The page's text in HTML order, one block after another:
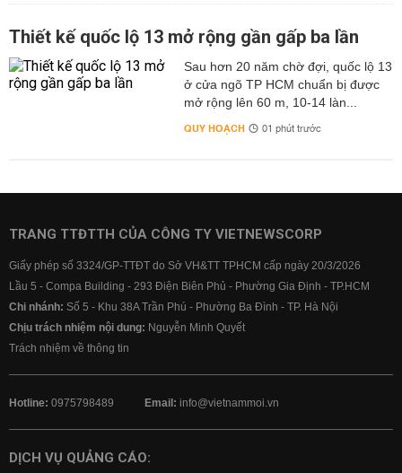
Thiết kế quốc lộ 13 mở rộng gần gấp ba lần
Sau hơn 20 năm chờ đợi, quốc lộ 13
ở cửa ngõ TP HCM chuẩn bị được
mở rộng lên 60 m, 10-14 làn...
QUY HOẠCH 01 phút trước
TRANG TTĐTTH CỦA CÔNG TY VIETNEWSCORP
Giấy phép số 3324/GP-TTĐT do Sở VH&TT TPHCM cấp ngày 20/3/2026
Lầu 5 - Compa Building - 293 Điện Biên Phủ - Phường Gia Định - TP.HCM
Chi nhánh: Số 5 - Khu 38A Trần Phú - Phường Ba Đình - TP. Hà Nội
Chịu trách nhiệm nội dung: Nguyễn Minh Quyết
Trách nhiệm về thông tin
Hotline: 0975798489 Email: info@vietnammoi.vn
DỊCH VỤ QUẢNG CÁO: